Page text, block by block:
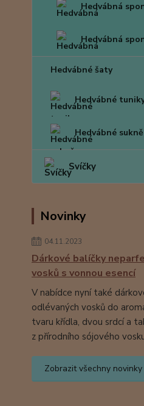
Hedvábná
Hedvábná
Hedvábné šaty
Hedvábné
Hedvábné sukně
Svíčky
Novinky
04.11.2023
Dárkové balíčky
vosků s vonnou esencí
V nabídce nyní také
odlévaných vosků do
tvaru křídla, dvou srdcí a
z přírodního sójového
Zobrazit všechny novinky